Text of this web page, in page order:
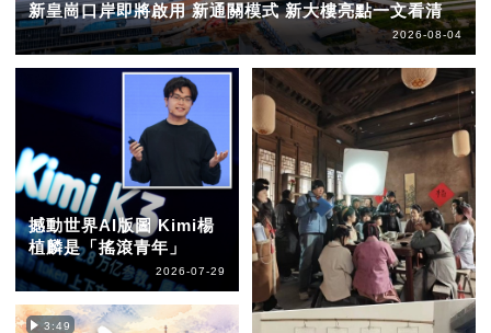
新皇崗口岸即將啟用 新通關模式 新大樓亮點一文看清
2026-08-04
撼動世界AI版圖 Kimi楊
植麟是「搖滾青年」
2026-07-29
3:49